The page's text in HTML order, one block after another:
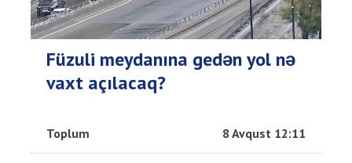
Füzuli meydanına gedən yol nə
vaxt açılacaq?
Toplum 8 Avqust 12:11